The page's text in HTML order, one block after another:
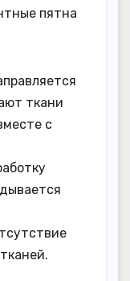
пятна
ткани
с